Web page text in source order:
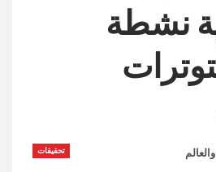
نشطة
تحقيقات